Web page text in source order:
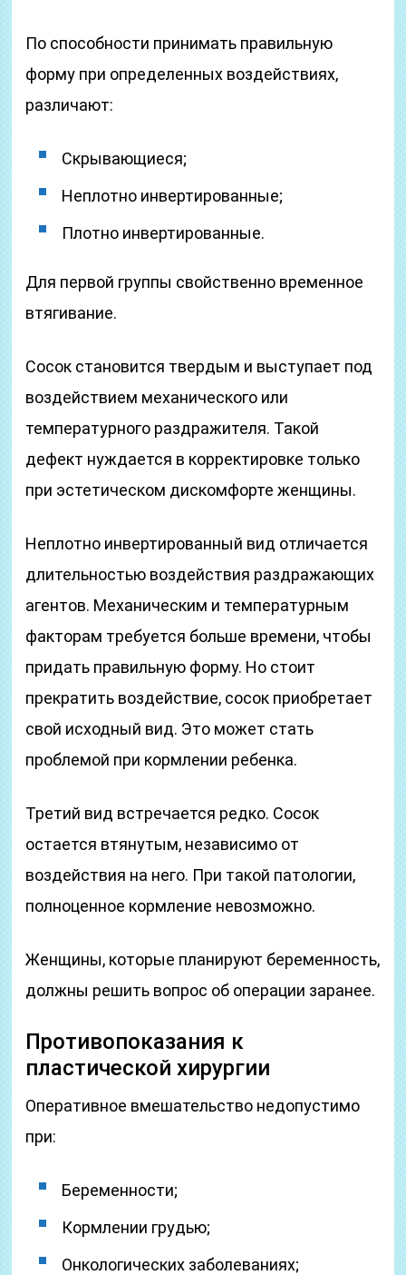
По способности принимать правильную
форму при определенных воздействиях,
различают:
Скрывающиеся;
Неплотно инвертированные;
Плотно инвертированные.
Для первой группы свойственно временное
втягивание.
Сосок становится твердым и выступает под
воздействием механического или
температурного раздражителя. Такой
дефект нуждается в корректировке только
при эстетическом дискомфорте женщины.
Неплотно инвертированный вид отличается
длительностью воздействия раздражающих
агентов. Механическим и температурным
факторам требуется больше времени, чтобы
придать правильную форму. Но стоит
прекратить воздействие, сосок приобретает
свой исходный вид. Это может стать
проблемой при кормлении ребенка.
Третий вид встречается редко. Сосок
остается втянутым, независимо от
воздействия на него. При такой патологии,
полноценное кормление невозможно.
Женщины, которые планируют беременность,
должны решить вопрос об операции заранее.
Противопоказания к
пластической хирургии
Оперативное вмешательство недопустимо
при:
Беременности;
Кормлении грудью;
Онкологических заболеваниях;